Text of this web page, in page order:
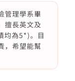
管理學系畢
擅長英文及
均為5*)。目
，希望能幫